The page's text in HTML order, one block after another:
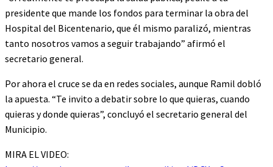
presidente que mande los fondos para terminar la obra del
Hospital del Bicentenario, que él mismo paralizó, mientras
tanto nosotros vamos a seguir trabajando” afirmó el
secretario general.
Por ahora el cruce se da en redes sociales, aunque Ramil dobló
la apuesta. “Te invito a debatir sobre lo que quieras, cuando
quieras y donde quieras”, concluyó el secretario general del
Municipio.
MIRA EL VIDEO: